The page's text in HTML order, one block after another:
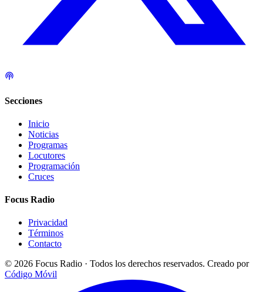
Secciones
Inicio
Noticias
Programas
Locutores
Programación
Cruces
Focus Radio
Privacidad
Términos
Contacto
© 2026 Focus Radio · Todos los derechos reservados. Creado por
Código Móvil